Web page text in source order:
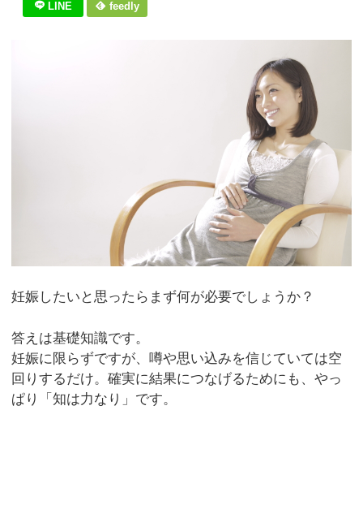
LINE feedly
妊娠したいと思ったらまず何が必要でしょうか？
答えは基礎知識です。
妊娠に限らずですが、噂や思い込みを信じていては空
回りするだけ。確実に結果につなげるためにも、やっ
ぱり「知は力なり」です。